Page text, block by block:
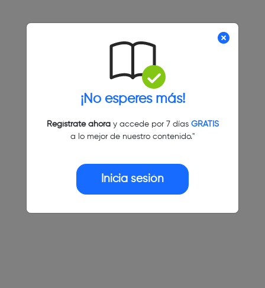
¡No esperes más!
Regístrate ahoray accede por 7 días GRATIS
a lo mejor de nuestro contenido."
Inicia sesión